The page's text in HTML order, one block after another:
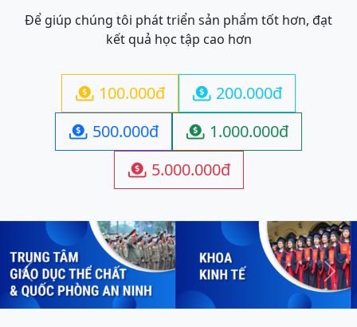
Để giúp chúng tôi phát triển sản phẩm tốt hơn, đạt
kết quả học tập cao hơn
 100.000đ  200.000đ
 500.000đ  1.000.000đ
 5.000.000đ
Previous Next